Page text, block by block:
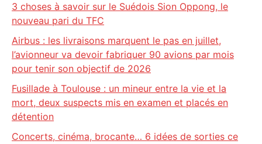
3 choses à savoir sur le Suédois Sion Oppong, le
nouveau pari du TFC
Airbus : les livraisons marquent le pas en juillet,
l’avionneur va devoir fabriquer 90 avions par mois
pour tenir son objectif de 2026
Fusillade à Toulouse : un mineur entre la vie et la
mort, deux suspects mis en examen et placés en
détention
Concerts, cinéma, brocante… 6 idées de sorties ce